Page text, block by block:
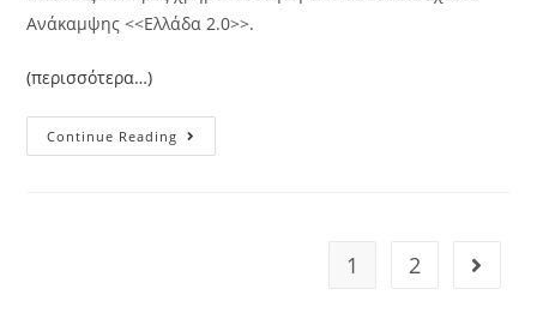
Ανάκαμψης <<Ελλάδα 2.0>>.
(περισσότερα…)
Continue Reading
1 2